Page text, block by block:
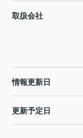
取扱会社
情報更新日
更新予定日